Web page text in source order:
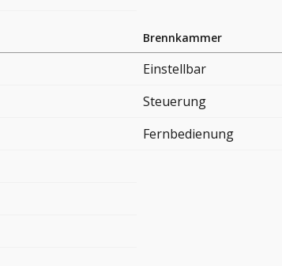
Brennkammer
Einstellbar
Steuerung
Fernbedienung